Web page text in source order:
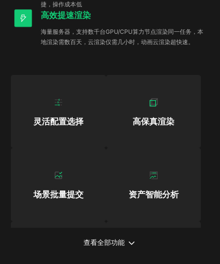
捷，操作成本低
高效提速渲染
海量服务器，支持数千台GPU/CPU算力节点渲染同一任务，本
地渲染需数百天，云渲染仅需几小时，动画云渲染超快速。
灵活配置选择 高保真渲染
场景批量提交 资产智能分析
查看全部功能